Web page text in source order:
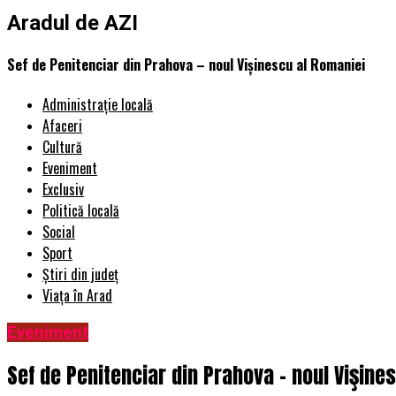
Aradul de AZI
Sef de Penitenciar din Prahova – noul Vişinescu al Romaniei
Administrație locală
Afaceri
Cultură
Eveniment
Exclusiv
Politică locală
Social
Sport
Știri din județ
Viața în Arad
Eveniment
Sef de Penitenciar din Prahova – noul